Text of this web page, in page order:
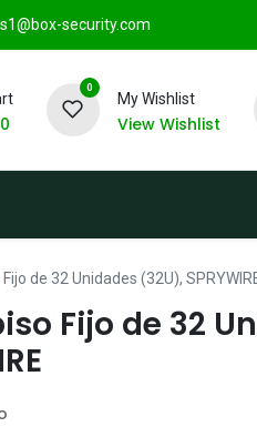
security.com
0
My Wishlist
View Wishlist
de 32 Unidades (32U),
Fijo de 32